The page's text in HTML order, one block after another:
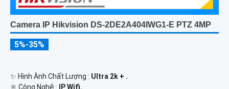
Camera IP Hikvision DS-2DE2A404IWG1-E PTZ 4MP
5%-35%
✨ Hình Ành Chất Lượng : Ultra 2k + .
⚛️ Công Nghệ :
IP Wifi.